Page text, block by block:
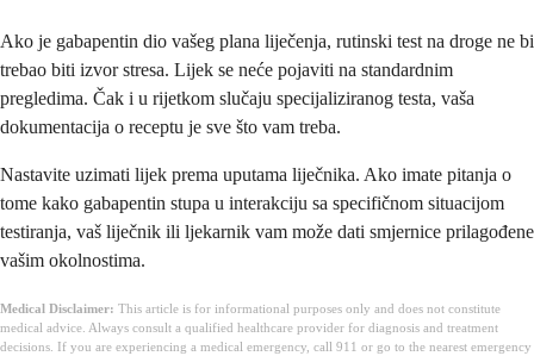
Ako je gabapentin dio vašeg plana liječenja, rutinski test na droge ne bi
trebao biti izvor stresa. Lijek se neće pojaviti na standardnim
pregledima. Čak i u rijetkom slučaju specijaliziranog testa, vaša
dokumentacija o receptu je sve što vam treba.
Nastavite uzimati lijek prema uputama liječnika. Ako imate pitanja o
tome kako gabapentin stupa u interakciju sa specifičnom situacijom
testiranja, vaš liječnik ili ljekarnik vam može dati smjernice prilagođene
vašim okolnostima.
Medical Disclaimer: This article is for informational purposes only and does not constitute
medical advice. Always consult a qualified healthcare provider for diagnosis and treatment
decisions. If you are experiencing a medical emergency, call 911 or go to the nearest emergency